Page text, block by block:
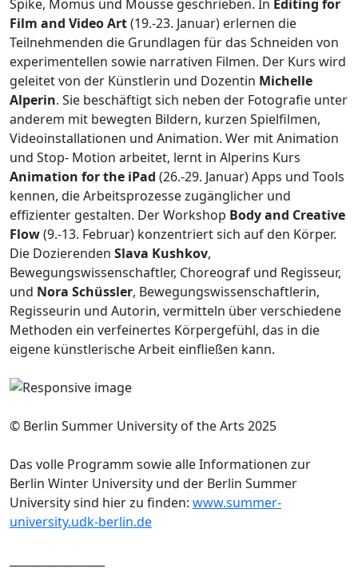
Spike, Momus und Mousse geschrieben. In Editing for
Film and Video Art(19.-23. Januar) erlernen die
Teilnehmenden die Grundlagen für das Schneiden von
experimentellen sowie narrativen Filmen. Der Kurs wird
geleitet von der Künstlerin und Dozentin Michelle
Alperin. Sie beschäftigt sich neben der Fotografie unter
anderem mit bewegten Bildern, kurzen Spielfilmen,
Videoinstallationen und Animation. Wer mit Animation
und Stop- Motion arbeitet, lernt in Alperins Kurs
Animation for the iPad (26.-29. Januar) Apps und Tools
kennen, die Arbeitsprozesse zugänglicher und
effizienter gestalten. Der Workshop Body and Creative
Flow(9.-13. Februar) konzentriert sich auf den Körper.
Die Dozierenden Slava Kushkov,
Bewegungswissenschaftler, Choreograf und Regisseur,
und Nora Schüssler, Bewegungswissenschaftlerin,
Regisseurin und Autorin, vermitteln über verschiedene
Methoden ein verfeinertes Körpergefühl, das in die
eigene künstlerische Arbeit einfließen kann.
© Berlin Summer University of the Arts 2025
Das volle Programm sowie alle Informationen zur
Berlin Winter University und der Berlin Summer
University sind hier zu finden: www.summer-
university.udk-berlin.de